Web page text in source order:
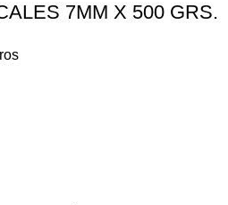
7MM X 500 GRS.